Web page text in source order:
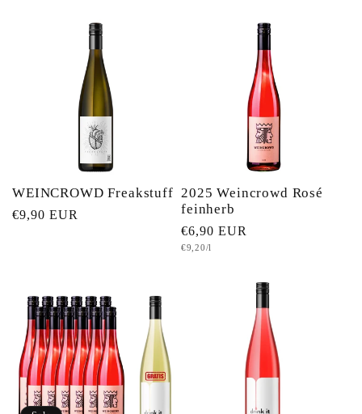
WEINCROWD Freakstuff
Normaler
€9,90 EUR
2025 Weincrowd Rosé
feinherb
Normaler
Preis
€6,90 EUR
Grundpreis
€9,20/l